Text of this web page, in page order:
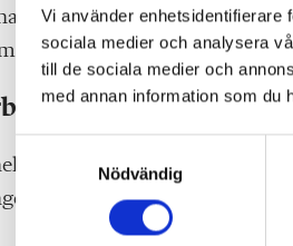
Vi använder enhetsidentifierare
sociala medier och analysera
till de sociala medier och
med annan information som du
a
m
Nödvändig
börjat arbeta med analys av
bli ännu vassare”, säger
viktigt
Olsson har arbetat som
hade påbörjats. Med sin